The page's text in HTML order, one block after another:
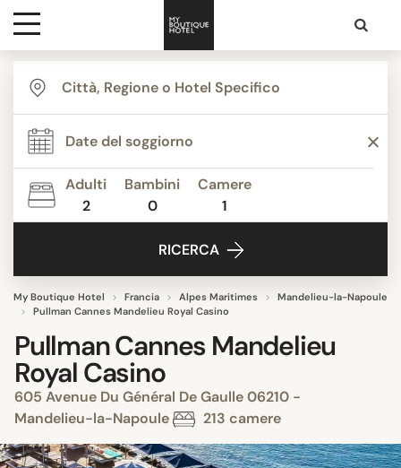
Destinazioni
Ispirazione
Contatti
Adulti
2
Bambini
0
Camere
1
RICERCA
My Boutique Hotel Francia Alpes Maritimes
Mandelieu-la-Napoule
Pullman Cannes Mandelieu Royal Casino
Pullman Cannes Mandelieu
Royal Casino
605 Avenue Du Général De Gaulle 06210 -
Mandelieu-la-Napoule
213 camere